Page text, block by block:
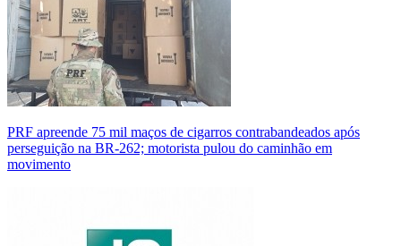
PRF apreende 75 mil maços de cigarros contrabandeados após
perseguição na BR-262; motorista pulou do caminhão em
movimento